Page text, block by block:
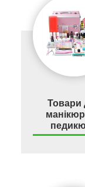
Товари